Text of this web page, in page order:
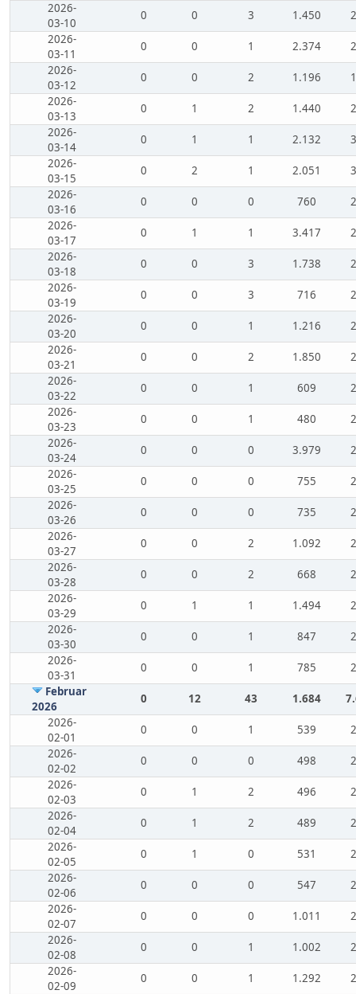
2026-
03-10
0 0 3 1.450
2026-
03-11
0 0 1 2.374
2026-
03-12
0 0 2 1.196
2026-
03-13
0 1 2 1.440
2026-
03-14
0 1 1 2.132
2026-
03-15
0 2 1 2.051
2026-
03-16
0 0 0 760
2026-
03-17
0 1 1 3.417
2026-
03-18
0 0 3 1.738
2026-
03-19
0 0 3 716
2026-
03-20
0 0 1 1.216
2026-
03-21
0 0 2 1.850
2026-
03-22
0 0 1 609
2026-
03-23
0 0 1 480
2026-
03-24
0 0 0 3.979
2026-
03-25
0 0 0 755
2026-
03-26
0 0 0 735
2026-
03-27
0 0 2 1.092
2026-
03-28
0 0 2 668
2026-
03-29
0 1 1 1.494
2026-
03-30
0 0 1 847
2026-
03-31
0 0 1 785
Februar
2026
0 12 43 1.684
2026-
02-01
0 0 1 539
2026-
02-02
0 0 0 498
2026-
02-03
0 1 2 496
2026-
02-04
0 1 2 489
2026-
02-05
0 1 0 531
2026-
02-06
0 0 0 547
2026-
02-07
0 0 0 1.011
2026-
02-08
0 0 1 1.002
2026-
02-09
0 0 1 1.292